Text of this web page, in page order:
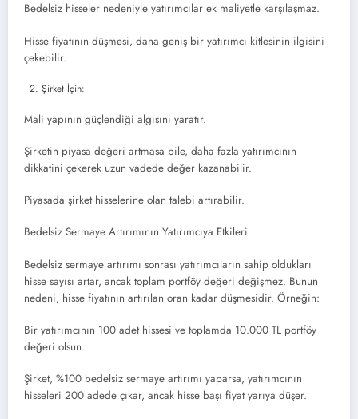
Bedelsiz hisseler nedeniyle yatırımcılar ek maliyetle karşılaşmaz.
Hisse fiyatının düşmesi, daha geniş bir yatırımcı kitlesinin ilgisini
çekebilir.
Şirket İçin:
Mali yapının güçlendiği algısını yaratır.
Şirketin piyasa değeri artmasa bile, daha fazla yatırımcının
dikkatini çekerek uzun vadede değer kazanabilir.
Piyasada şirket hisselerine olan talebi artırabilir.
Bedelsiz Sermaye Artırımının Yatırımcıya Etkileri
Bedelsiz sermaye artırımı sonrası yatırımcıların sahip oldukları
hisse sayısı artar, ancak toplam portföy değeri değişmez. Bunun
nedeni, hisse fiyatının artırılan oran kadar düşmesidir. Örneğin:
Bir yatırımcının 100 adet hissesi ve toplamda 10.000 TL portföy
değeri olsun.
Şirket, %100 bedelsiz sermaye artırımı yaparsa, yatırımcının
hisseleri 200 adede çıkar, ancak hisse başı fiyat yarıya düşer.